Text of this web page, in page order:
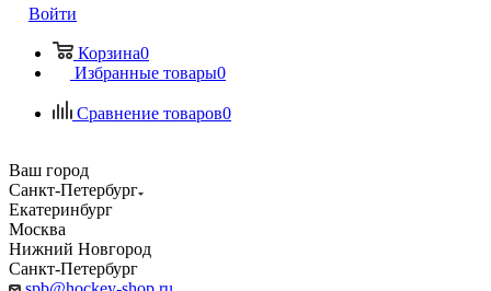
Войти
Корзина0
Избранные товары0
Сравнение товаров0
Ваш город
Санкт-Петербург
Екатеринбург
Москва
Нижний Новгород
Санкт-Петербург